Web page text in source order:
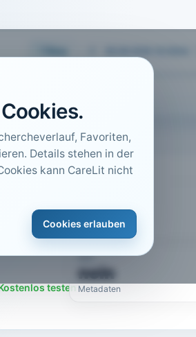
Favoriten,
Details stehen in der
kann CareLit nicht
Cookies erlauben
sog.
testen
150368
CareLit-ID
PDF
nein
Metadaten